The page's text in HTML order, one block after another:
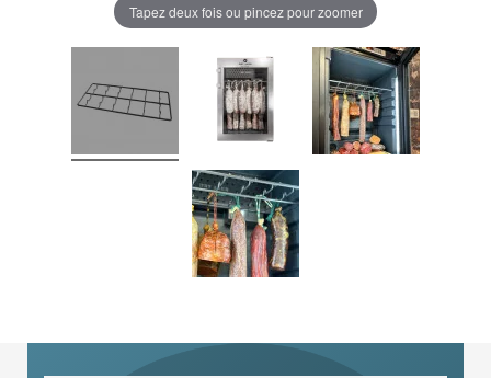
Tapez deux fois ou pincez pour zoomer